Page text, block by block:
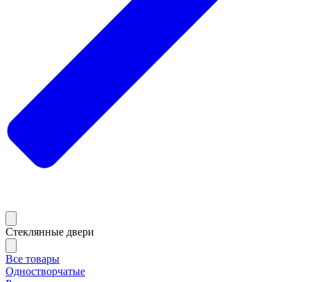
Стеклянные двери
Все товары
Одностворчатые